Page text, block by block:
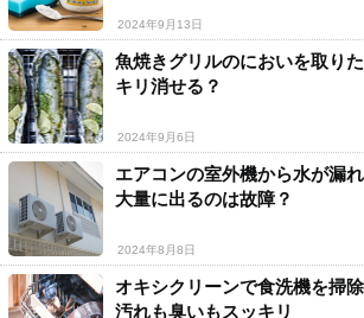
2024年9月13日
魚焼きグリルのにおいを取り
キリ消せる？
2024年9月6日
エアコンの室外機から水が漏
大量に出るのは故障？
2024年8月8日
オキシクリーンで食洗機を掃
汚れも臭いもスッキリ